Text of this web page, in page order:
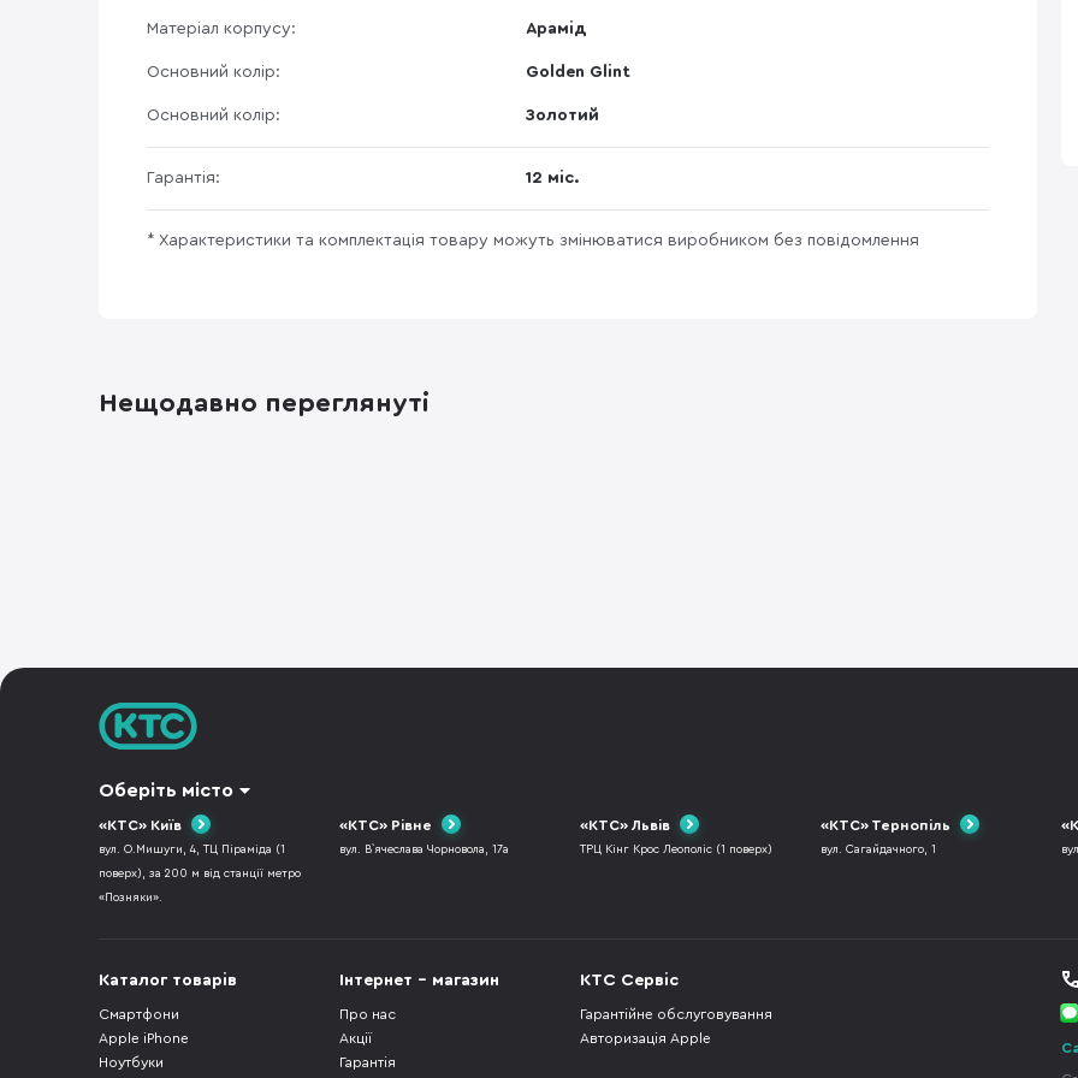
Матеріал корпусу: Арамід
Основний колір: Golden Glint
Основний колір: Золотий
Гарантія: 12 міс.
* Характеристики та комплектація товару можуть змінюватися виробником без повідомлення
Нещодавно переглянуті
Оберіть місто
«КТС» Київ
вул. О.Мишуги, 4, ТЦ Піраміда (1
поверх), за 200 м від станції метро
«Позняки».
«КТС» Рівне
вул. В`ячеслава Чорновола, 17а
«КТС» Львів
ТРЦ Кінг Крос Леополіс (1 поверх)
«КТС» Тернопіль
вул. Сагайдачного, 1
Каталог товарів
Смартфони
Apple iPhone
Ноутбуки
Інтернет - магазин
Про нас
Акції
Гарантія
КТС Сервіс
Гарантійне обслуговування
Авторизація Apple